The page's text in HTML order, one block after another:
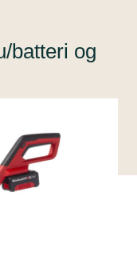
batteri og